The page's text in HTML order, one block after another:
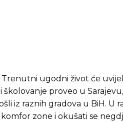
ugodni život će
školovanje proveo u
iz raznih gradova u BiH. U
zone i okušati se